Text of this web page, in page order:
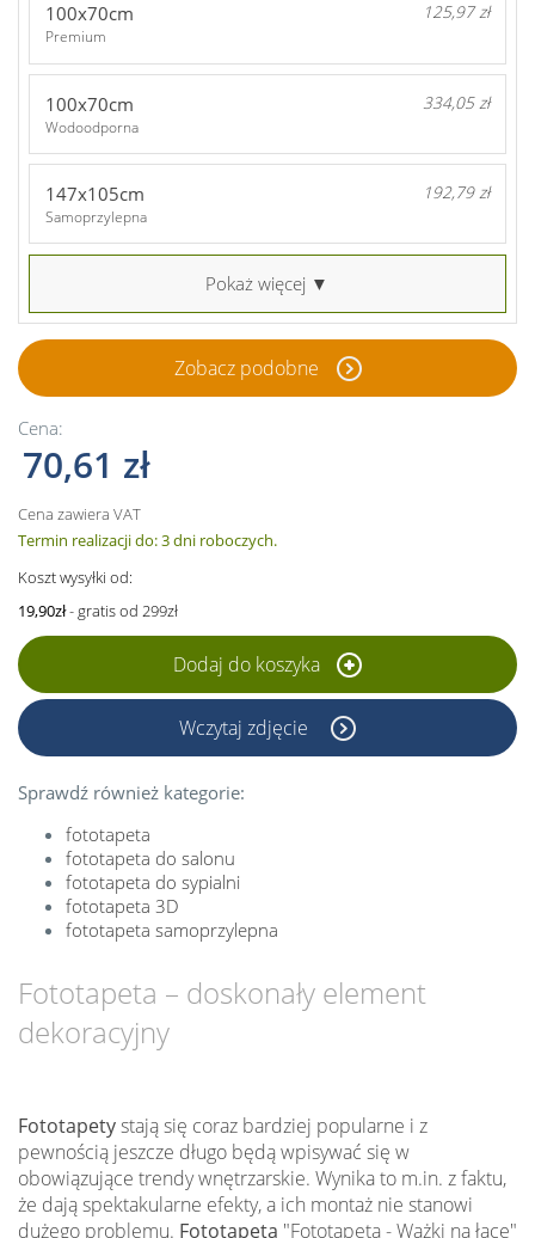
100x70cm 125,97 zł
Premium
100x70cm 334,05 zł
Wodoodporna
147x105cm 192,79 zł
Samoprzylepna
Pokaż więcej ▼
Zobacz podobne
Cena:
70,61 zł
Cena zawiera VAT
Termin realizacji do: 3 dni roboczych.
Koszt wysyłki od:
19,90zł- gratis od 299zł
Dodaj do koszyka
Wczytaj zdjęcie
Sprawdź również kategorie:
fototapeta
fototapeta do salonu
fototapeta do sypialni
fototapeta 3D
fototapeta samoprzylepna
Fototapeta – doskonały element
dekoracyjny
Fototapetystają się coraz bardziej popularne i z
pewnością jeszcze długo będą wpisywać się w
obowiązujące trendy wnętrzarskie. Wynika to m.in. z faktu,
że dają spektakularne efekty, a ich montaż nie stanowi
dużego problemu. Fototapeta "Fototapeta - Ważki na łące"